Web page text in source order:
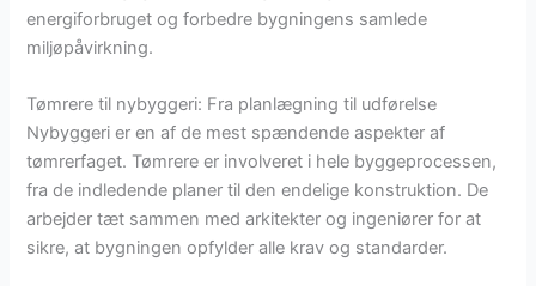
energiforbruget og forbedre bygningens samlede
miljøpåvirkning.
Tømrere til nybyggeri: Fra planlægning til udførelse
Nybyggeri er en af de mest spændende aspekter af
tømrerfaget. Tømrere er involveret i hele byggeprocessen,
fra de indledende planer til den endelige konstruktion. De
arbejder tæt sammen med arkitekter og ingeniører for at
sikre, at bygningen opfylder alle krav og standarder.